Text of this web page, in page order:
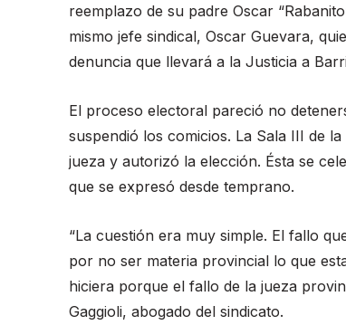
reemplazo de su padre Oscar
mismo jefe sindical, Oscar Guevara,
denuncia que llevará a la Justicia a
El proceso electoral pareció no
suspendió los comicios. La Sala III de
jueza y autorizó la elección. Ésta se
que se expresó desde temprano.
“La cuestión era muy simple. El fallo
por no ser materia provincial lo que
hiciera porque el fallo de la jueza
Gaggioli, abogado del sindicato.